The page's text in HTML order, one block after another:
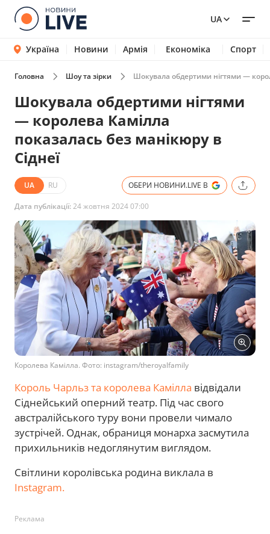
UA
Україна Новини Армія Економіка Спорт
Головна Шоу та зірки Шокувала обдертими нігтями —
Шокувала обдертими нігтями
— королева Камілла
показалась без манікюру в
Сіднеї
UA RU ОБЕРИ НОВИНИ.LIVE В
Дата публікації:24 жовтня 2024 07:00
Королева Камілла. Фото: instagram/theroyalfamily
Король Чарльз та королева Камілла відвідали
Сіднейський оперний театр. Під час свого
австралійського туру вони провели чимало
зустрічей. Однак, обраниця монарха засмутила
прихильників недоглянутим виглядом.
Світлини королівська родина виклала в
Instagram.
Реклама